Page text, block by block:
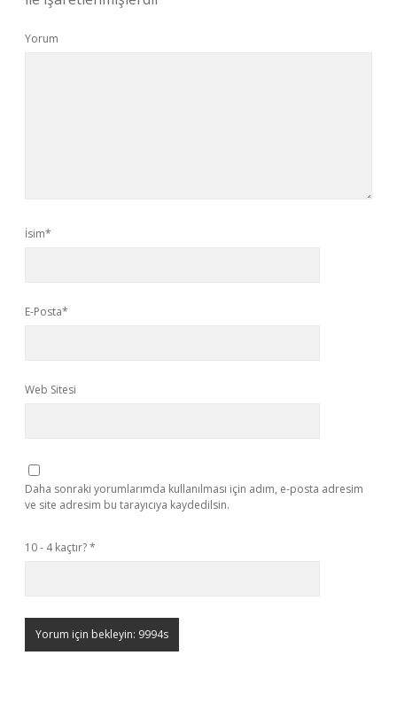
Yorum
İsim*
E-Posta*
Web Sitesi
Daha sonraki yorumlarımda kullanılması için adım, e-posta adresim
ve site adresim bu tarayıcıya kaydedilsin.
10 - 4 kaçtır?*